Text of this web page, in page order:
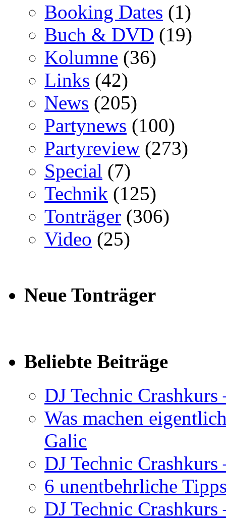
Booking Dates (1)
Buch & DVD (19)
Kolumne (36)
Links (42)
News (205)
Partynews (100)
Partyreview (273)
Special (7)
Technik (125)
Tonträger (306)
Video (25)
Neue Tonträger
Beliebte Beiträge
DJ Technic
Was machen
Galic
DJ Technic
6 unentbehrliche
DJ Technic